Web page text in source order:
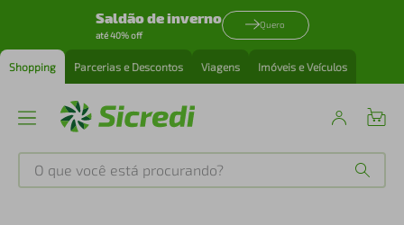
Saldão de inverno
até 40% off
Quero
Shopping Parcerias e Descontos Viagens Imóveis e Veículos
O que você está procurando?